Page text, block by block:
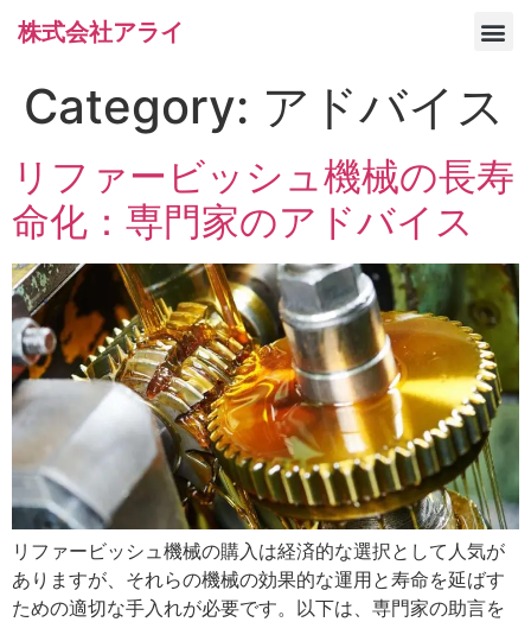
株式会社アライ
Category: アドバイス
リファービッシュ機械の長寿
命化：専門家のアドバイス
リファービッシュ機械の購入は経済的な選択として人気が
ありますが、それらの機械の効果的な運用と寿命を延ばす
ための適切な手入れが必要です。以下は、専門家の助言を